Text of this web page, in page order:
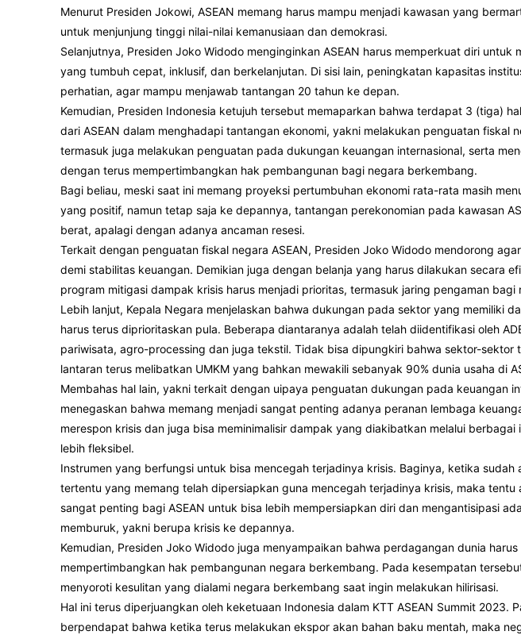
Menurut Presiden Jokowi, ASEAN memang harus mampu menjadi kawasan yang
untuk menjunjung tinggi nilai-nilai kemanusiaan dan demokrasi.
Selanjutnya, Presiden Joko Widodo menginginkan ASEAN harus memperkuat diri untuk
yang tumbuh cepat, inklusif, dan berkelanjutan. Di sisi lain, peningkatan kapasitas
perhatian, agar mampu menjawab tantangan 20 tahun ke depan.
Kemudian, Presiden Indonesia ketujuh tersebut memaparkan bahwa terdapat 3 (tiga)
dari ASEAN dalam menghadapi tantangan ekonomi, yakni melakukan penguatan fiskal
termasuk juga melakukan penguatan pada dukungan keuangan internasional, serta
dengan terus mempertimbangkan hak pembangunan bagi negara berkembang.
Bagi beliau, meski saat ini memang proyeksi pertumbuhan ekonomi rata-rata masih
yang positif, namun tetap saja ke depannya, tantangan perekonomian pada kawasan
berat, apalagi dengan adanya ancaman resesi.
Terkait dengan penguatan fiskal negara ASEAN, Presiden Joko Widodo mendorong
demi stabilitas keuangan. Demikian juga dengan belanja yang harus dilakukan secara
program mitigasi dampak krisis harus menjadi prioritas, termasuk jaring pengaman bagi
Lebih lanjut, Kepala Negara menjelaskan bahwa dukungan pada sektor yang memiliki
harus terus diprioritaskan pula. Beberapa diantaranya adalah telah diidentifikasi oleh
pariwisata, agro-processing dan juga tekstil. Tidak bisa dipungkiri bahwa sektor-sektor
lantaran terus melibatkan UMKM yang bahkan mewakili sebanyak 90% dunia usaha di
Membahas hal lain, yakni terkait dengan uipaya penguatan dukungan pada keuangan
menegaskan bahwa memang menjadi sangat penting adanya peranan lembaga
merespon krisis dan juga bisa meminimalisir dampak yang diakibatkan melalui berbagai
lebih fleksibel.
Instrumen yang berfungsi untuk bisa mencegah terjadinya krisis. Baginya, ketika sudah
tertentu yang memang telah dipersiapkan guna mencegah terjadinya krisis, maka tentu
sangat penting bagi ASEAN untuk bisa lebih mempersiapkan diri dan mengantisipasi
memburuk, yakni berupa krisis ke depannya.
Kemudian, Presiden Joko Widodo juga menyampaikan bahwa perdagangan dunia
mempertimbangkan hak pembangunan negara berkembang. Pada kesempatan
menyoroti kesulitan yang dialami negara berkembang saat ingin melakukan hilirisasi.
Hal ini terus diperjuangkan oleh keketuaan Indonesia dalam KTT ASEAN Summit 2023.
berpendapat bahwa ketika terus melakukan ekspor akan bahan baku mentah, maka